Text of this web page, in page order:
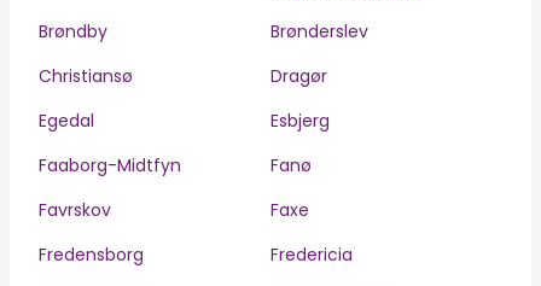
Brøndby
Brønderslev
Christiansø
Dragør
Egedal
Esbjerg
Faaborg-Midtfyn
Fanø
Favrskov
Faxe
Fredensborg
Fredericia